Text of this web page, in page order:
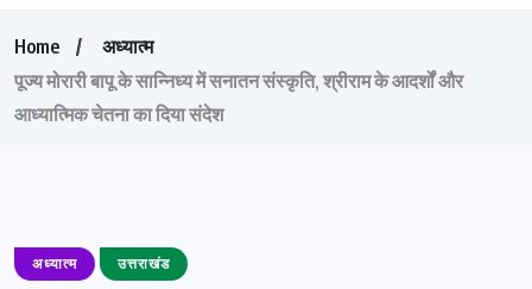
Home
अध्यात्म
पूज्य मोरारी बापू के सान्निध्य में सनातन संस्कृति, श्रीराम के आदर्शों और
आध्यात्मिक चेतना का दिया संदेश
अध्यात्म उत्तराखंड